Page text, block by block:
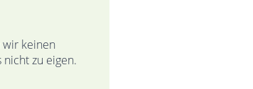
wir keinen
zu eigen.